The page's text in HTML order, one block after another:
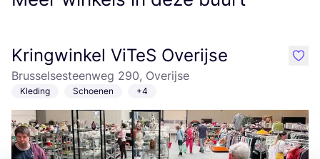
Kringwinkel ViTeS Overijse
Brusselsesteenweg 290, Overijse
Kleding Schoenen +4
like